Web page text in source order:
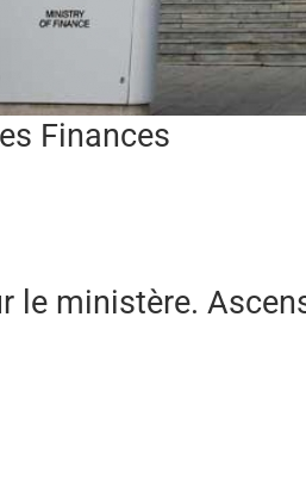
Finances
le ministère.